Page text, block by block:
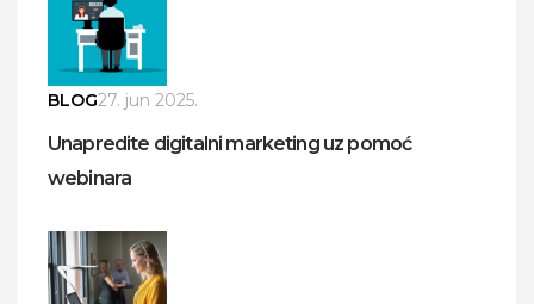
BLOG27. jun 2025.
Unapredite digitalni marketing uz pomoć
webinara